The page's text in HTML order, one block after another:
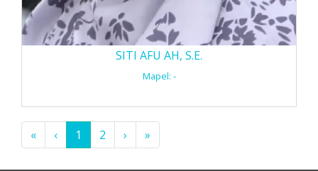
SITI AFU AH, S.E.
Mapel: -
« ‹ 1 2 › »